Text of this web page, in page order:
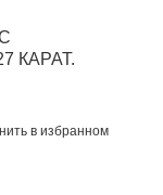
КАРАТ.
в избранном